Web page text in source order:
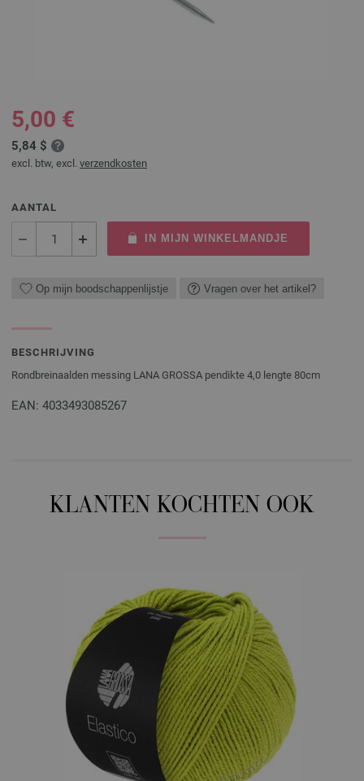
5,00 €
5,84 $
excl. btw, excl. verzendkosten
AANTAL
IN MIJN WINKELMANDJE
Op mijn boodschappenlijstje Vragen over het artikel?
BESCHRIJVING
Rondbreinaalden messing LANA GROSSA pendikte 4,0 lengte 80cm
EAN: 4033493085267
KLANTEN KOCHTEN OOK